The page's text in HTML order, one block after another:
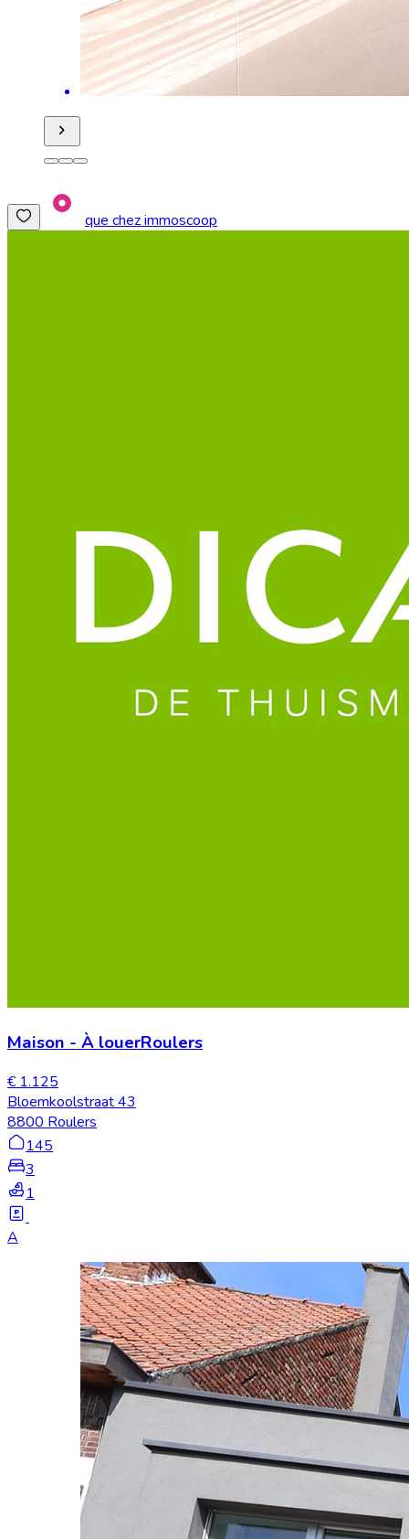
que chez immoscoop
Maison - À louerRoulers
€ 1.125
Bloemkoolstraat 43
8800 Roulers
145
3
1
A